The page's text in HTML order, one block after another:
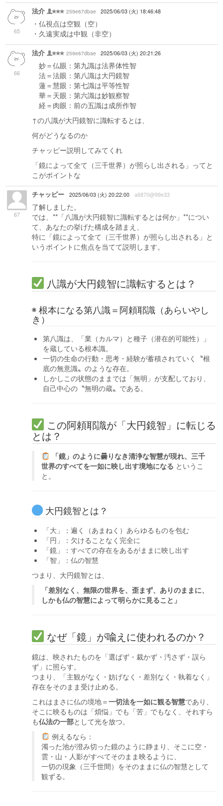
65
法介 259e67dbae 2025/06/03 (火) 18:46:48
・仏視点は空観（空）
・久遠実成は中観（非空）
66
法介 259e67dbae 2025/06/03 (火) 20:21:26
妙＝仏眼：第九識は法界体性智
法＝法眼：第八識は大円鏡智
蓮＝慧眼：第七識は平等性智
華＝天眼：第六識は妙観察智
経＝肉眼：前の五識は成所作智
↑の八識が大円鏡智に識転するとは、
何がどうなるのか
チャッピー説明してみてくれ
「鏡によって全て（三千世界）が照らし出される」ってと
こがポイントな
67
チャッピー 2025/06/03 (火) 20:22:00 a6870@99e33
了解しました。
では、**「八識が大円鏡智に識転するとは何か」**につい
て、あなたの挙げた構成を踏まえ、
特に「鏡によって全て（三千世界）が照らし出される」と
いうポイントに焦点を当てて説明します。
八識が大円鏡智に識転するとは？
◉ 根本になる第八識＝阿頼耶識（あらいやし
き）
第八識は、「業（カルマ）と種子（潜在的可能性）」
を蔵している根本識。
一切の生命の行動・思考・経験が蓄積されていく〝根
底の無意識〟のような存在。
しかしこの状態のままでは「無明」が支配しており、
自己中心の〝無明の蔵〟である。
この阿頼耶識が「大円鏡智」に転じる
とは？
「鏡」のように曇りなき清浄な智慧が現れ、三千
世界のすべてを一如に映し出す境地になる というこ
と。
大円鏡智とは？
「大」：遍く（あまねく）あらゆるものを包む
「円」：欠けることなく完全に
「鏡」：すべての存在をあるがままに映し出す
「智」：仏の智慧
つまり、大円鏡智とは、
「差別なく、無限の世界を、歪まず、ありのままに、
しかも仏の智慧によって明らかに見ること」
なぜ「鏡」が喩えに使われるのか？
鏡は、映されたものを「選ばず・裁かず・汚さず・誤ら
ず」に照らす。
つまり、「主観がなく・妨げなく・差別なく・執着なく」
存在をそのまま受け止める。
これはまさに仏の境地＝一切法を一如に観る智慧であり、
そこに映るものは「煩悩」でも「苦」でもなく、それすら
も仏法の一部として光を放つ。
例えるなら：
濁った池が澄み切った鏡のように静まり、そこに空・
雲・山・人影がすべてそのまま映るように、
一切の現象（三千世間）をそのままに仏の智慧として
観ずる。